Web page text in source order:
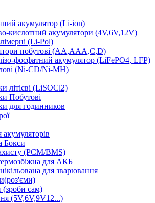
акумулятор (Li-ion)
кислотний акумулятори (4V,6V,12V)
(Li-Pol)
побутові (AA,AAA,C,D)
фосфатний акумулятор (LiFePO4, LFP)
(Ni-CD/Ni-MH)
літієві (LiSOCl2)
Побутові
для годинников
Бокси
(PCM/BMS)
для АКБ
для зварювання
(зроби сам)
(5V,6V,9V12...)